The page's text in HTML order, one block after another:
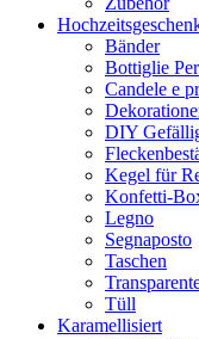
Bänder
Bottiglie
Candele e
DIY
Kegel für
Konfetti-
Legno
Segnaposto
Taschen
Tüll
Karamellisiert